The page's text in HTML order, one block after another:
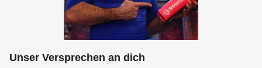
Unser Versprechen an dich